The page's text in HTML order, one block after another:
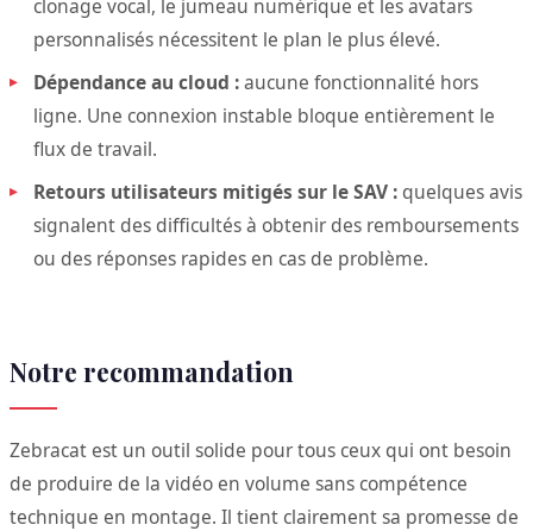
clonage vocal, le jumeau numérique et les avatars
personnalisés nécessitent le plan le plus élevé.
Dépendance au cloud :aucune fonctionnalité hors
ligne. Une connexion instable bloque entièrement le
flux de travail.
Retours utilisateurs mitigés sur le SAV : quelques avis
signalent des difficultés à obtenir des remboursements
ou des réponses rapides en cas de problème.
Notre recommandation
Zebracat est un outil solide pour tous ceux qui ont besoin
de produire de la vidéo en volume sans compétence
technique en montage. Il tient clairement sa promesse de